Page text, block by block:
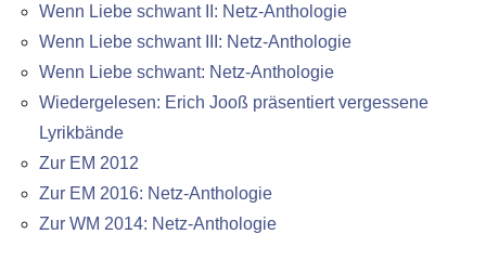
Wenn Liebe schwant II: Netz-Anthologie
Wenn Liebe schwant III: Netz-Anthologie
Wenn Liebe schwant: Netz-Anthologie
Wiedergelesen: Erich Jooß präsentiert vergessene
Lyrikbände
Zur EM 2012
Zur EM 2016: Netz-Anthologie
Zur WM 2014: Netz-Anthologie